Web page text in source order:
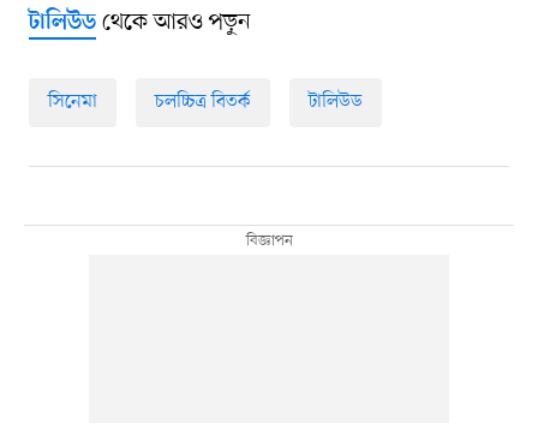
টালিউডথেকে আরও পড়ুন
সিনেমা চলচ্চিত্র বিতর্ক টালিউড